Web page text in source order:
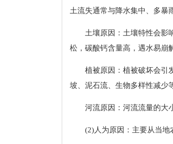
土流失通常与降水集中、多暴
土壤原因：土壤特性会影
松，碳酸钙含量高，遇水易崩
植被原因：植被破坏会引
坡、泥石流、生物多样性减少
河流原因：河流流量的大
(2)人为原因：主要从当地